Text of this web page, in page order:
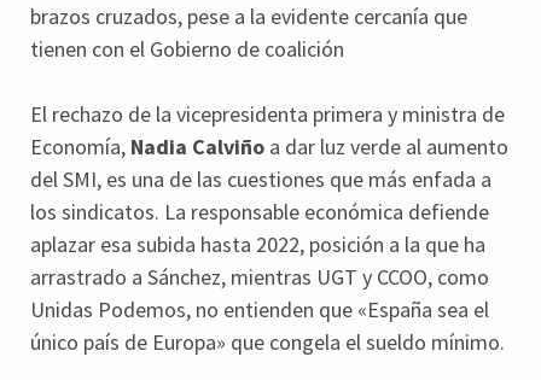
brazos cruzados, pese a la evidente cercanía que
tienen con el Gobierno de coalición
El rechazo de la vicepresidenta primera y ministra de
Economía, Nadia Calviño a dar luz verde al aumento
del SMI, es una de las cuestiones que más enfada a
los sindicatos. La responsable económica defiende
aplazar esa subida hasta 2022, posición a la que ha
arrastrado a Sánchez, mientras UGT y CCOO, como
Unidas Podemos, no entienden que «España sea el
único país de Europa» que congela el sueldo mínimo.